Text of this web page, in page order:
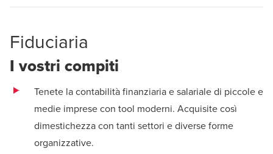
Fiduciaria
I vostri compiti
Tenete la contabilità finanziaria e salariale di piccole e
medie imprese con tool moderni. Acquisite così
dimestichezza con tanti settori e diverse forme
organizzative.